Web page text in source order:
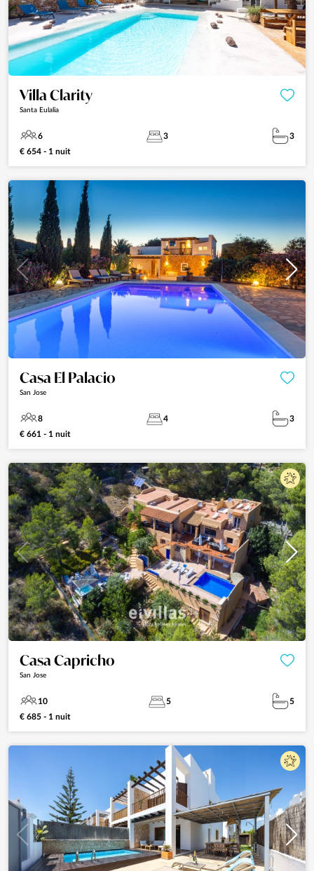
Villa Clarity
Santa Eulalia
6 3
3
€ 654 - 1 nuit
Casa El Palacio
San Jose
8 4
3
€ 661 - 1 nuit
Casa Capricho
San Jose
10 5
5
€ 685 - 1 nuit